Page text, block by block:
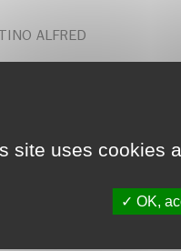
site uses cookies
OK,
ALFRED
- Allevard